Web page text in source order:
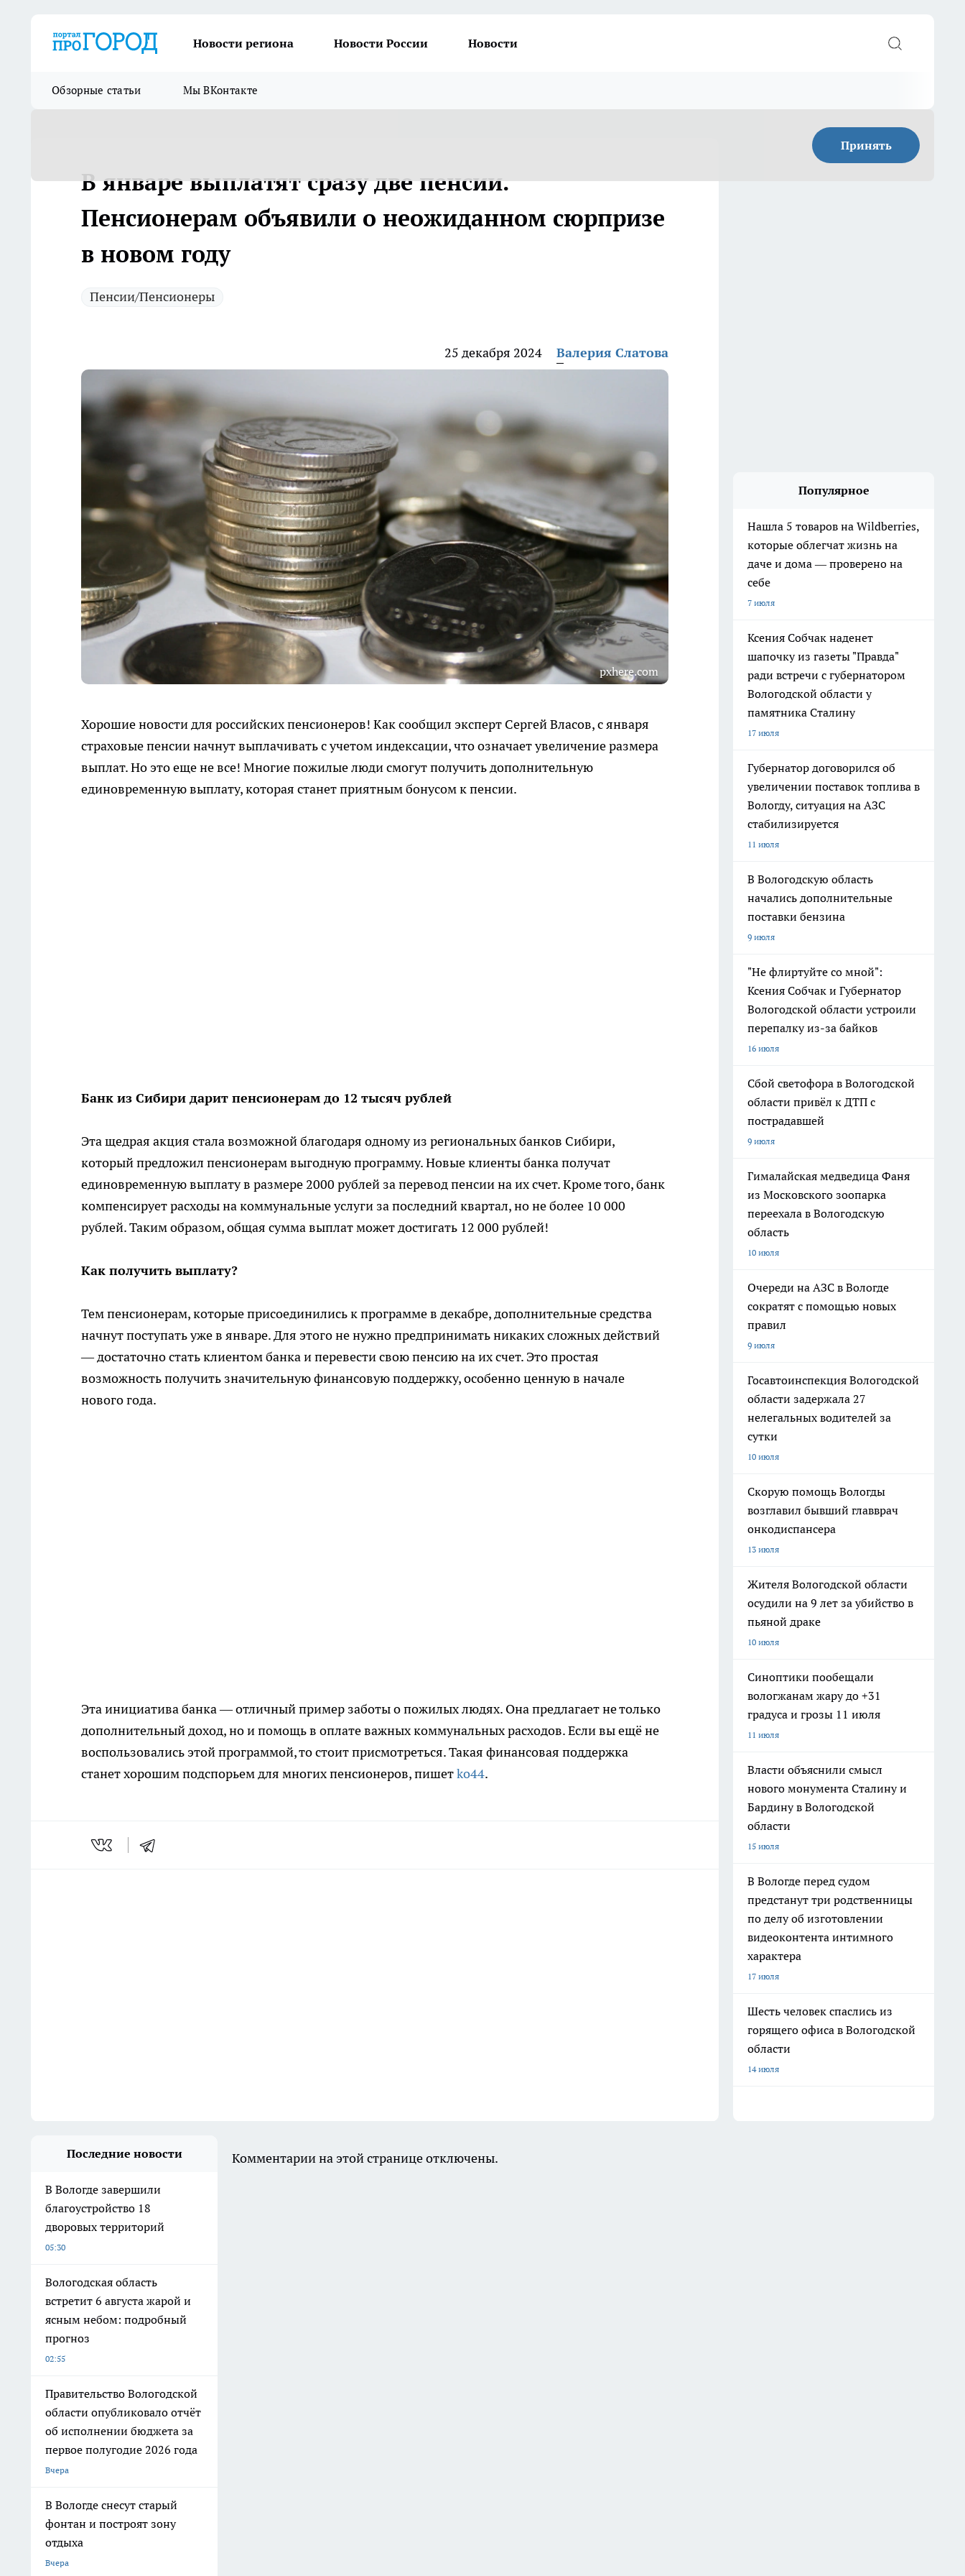
Новости региона Новости России Новости
Обзорные статьи Мы ВКонтакте
Принять
В январе выплатят сразу две пенсии.
Пенсионерам объявили о неожиданном сюрпризе
в новом году
Пенсии/Пенсионеры
25 декабря 2024 Валерия Слатова
pxhere.com
Хорошие новости для российских пенсионеров! Как сообщил эксперт Сергей Власов, с января
страховые пенсии начнут выплачивать с учетом индексации, что означает увеличение размера
выплат. Но это еще не все! Многие пожилые люди смогут получить дополнительную
единовременную выплату, которая станет приятным бонусом к пенсии.
Банк из Сибири дарит пенсионерам до 12 тысяч рублей
Эта щедрая акция стала возможной благодаря одному из региональных банков Сибири,
который предложил пенсионерам выгодную программу. Новые клиенты банка получат
единовременную выплату в размере 2000 рублей за перевод пенсии на их счет. Кроме того, банк
компенсирует расходы на коммунальные услуги за последний квартал, но не более 10 000
рублей. Таким образом, общая сумма выплат может достигать 12 000 рублей!
Как получить выплату?
Тем пенсионерам, которые присоединились к программе в декабре, дополнительные средства
начнут поступать уже в январе. Для этого не нужно предпринимать никаких сложных действий
— достаточно стать клиентом банка и перевести свою пенсию на их счет. Это простая
возможность получить значительную финансовую поддержку, особенно ценную в начале
нового года.
Эта инициатива банка — отличный пример заботы о пожилых людях. Она предлагает не только
дополнительный доход, но и помощь в оплате важных коммунальных расходов. Если вы ещё не
воспользовались этой программой, то стоит присмотреться. Такая финансовая поддержка
станет хорошим подспорьем для многих пенсионеров, пишетko44.
Популярное
Нашла 5 товаров на Wildberries,
которые облегчат жизнь на
даче и дома — проверено на
себе
7 июля
Ксения Собчак наденет
шапочку из газеты "Правда"
ради встречи с губернатором
Вологодской области у
памятника Сталину
17 июля
Губернатор договорился об
увеличении поставок топлива в
Вологду, ситуация на АЗС
стабилизируется
11 июля
В Вологодскую область
начались дополнительные
поставки бензина
9 июля
"Не флиртуйте со мной":
Ксения Собчак и Губернатор
Вологодской области устроили
перепалку из-за байков
16 июля
Сбой светофора в Вологодской
области привёл к ДТП с
пострадавшей
9 июля
Гималайская медведица Фаня
из Московского зоопарка
переехала в Вологодскую
область
10 июля
Очереди на АЗС в Вологде
сократят с помощью новых
правил
9 июля
Госавтоинспекция Вологодской
области задержала 27
нелегальных водителей за
сутки
10 июля
Скорую помощь Вологды
возглавил бывший главврач
онкодиспансера
13 июля
Жителя Вологодской области
осудили на 9 лет за убийство в
пьяной драке
10 июля
Синоптики пообещали
вологжанам жару до +31
градуса и грозы 11 июля
11 июля
Власти объяснили смысл
нового монумента Сталину и
Бардину в Вологодской
области
15 июля
В Вологде перед судом
предстанут три родственницы
по делу об изготовлении
видеоконтента интимного
характера
17 июля
Шесть человек спаслись из
горящего офиса в Вологодской
области
14 июля
Последние новости
В Вологде завершили
благоустройство 18
дворовых территорий
05:30
Вологодская область
встретит 6 августа жарой и
ясным небом: подробный
прогноз
02:55
Правительство Вологодской
области опубликовало отчёт
об исполнении бюджета за
первое полугодие 2026 года
Вчера
В Вологде снесут старый
фонтан и построят зону
отдыха
Вчера
Комментарии на этой странице отключены.